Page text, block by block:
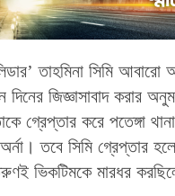
তাহমিনা সিমি
জিজ্ঞাসাবাদ করার
গ্রেপ্তার করে পতেঙ্গা
তবে সিমি গ্রেপ্তার
ভিকটিমকে মারধর